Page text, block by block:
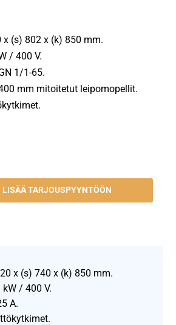
(s) 802 x (k) 850 mm.
/ 400 V.
1/1-65.
mm mitoitetut leipomopellit.
LISÄÄ TARJOUSPYYNTÖÖN
x (s) 740 x (k) 850 mm.
/ 400 V.
A.